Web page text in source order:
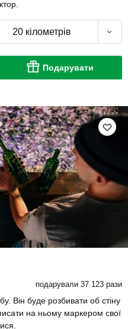
20 кілометрів
Подарувати
подарували 37 123 рази
Він буде розбивати об стіну
на ньому маркером свої